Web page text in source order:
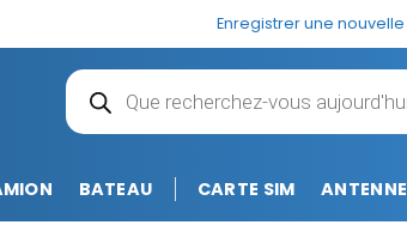
Enregistrer une nouvelle
Recherche
de
produits
BATEAU CARTE SIM